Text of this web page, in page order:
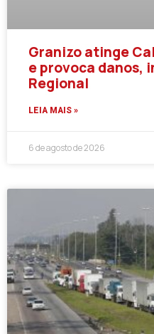
Granizo atinge
e provoca danos,
Regional
LEIA MAIS »
6 de agosto de 2026